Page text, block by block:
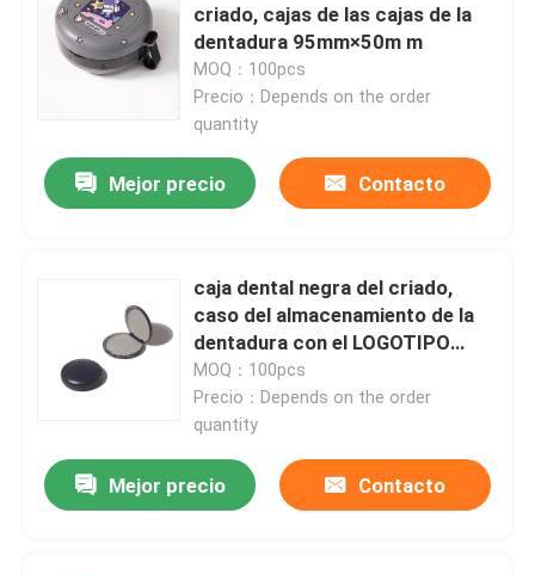
criado, cajas de las cajas de la
dentadura 95mm×50m m
MOQ：100pcs
Precio：Depends on the order
quantity
Mejor precio Contacto
caja dental negra del criado,
caso del almacenamiento de la
dentadura con el LOGOTIPO
modificado para requisitos
particulares
MOQ：100pcs
Precio：Depends on the order
quantity
Mejor precio Contacto